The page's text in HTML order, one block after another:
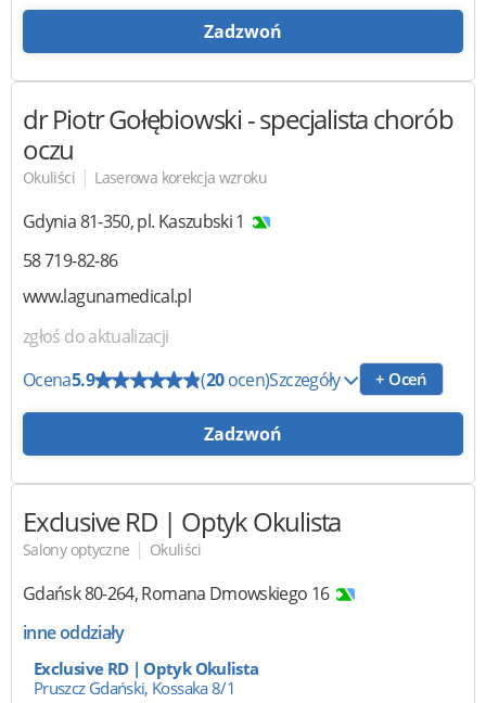
Zadzwoń
dr Piotr Gołębiowski- specjalista chorób
oczu
Okuliści | Laserowa korekcja wzroku
Gdynia81-350,pl. Kaszubski 1
58 719-82-86
www.lagunamedical.pl
zgłoś do aktualizacji
Ocena5.9 (20ocen)Szczegóły + Oceń
Zadzwoń
Exclusive RD | Optyk Okulista
Salony optyczne | Okuliści
Gdańsk80-264,Romana Dmowskiego 16
inne oddziały
Exclusive RD | Optyk Okulista
Pruszcz Gdański, Kossaka 8/1